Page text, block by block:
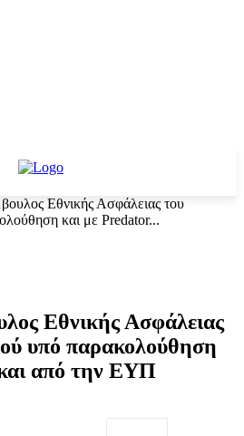
Εθνικής Ασφάλειας του
και με Predator...
Εθνικής Ασφάλειας
υπό παρακολούθηση
από την ΕΥΠ